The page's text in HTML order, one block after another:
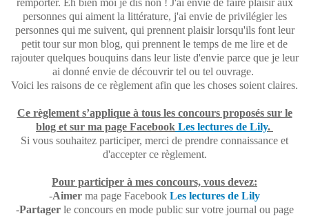
personnes qui aiment la littérature, j'ai envie de privilégier les
personnes qui me suivent, qui prennent plaisir lorsqu'ils font leur
petit tour sur mon blog, qui prennent le temps de me lire et de
rajouter quelques bouquins dans leur liste d'envie parce que je leur
ai donné envie de découvrir tel ou tel ouvrage.
Voici les raisons de ce règlement afin que les choses soient claires.
Ce règlement s’applique à tous les concours proposés sur le
blog et sur ma page Facebook Les lectures de Lily.
Si vous souhaitez participer, merci de prendre connaissance et
d'accepter ce règlement.
Pour participer à mes concours, vous devez:
-Aimer ma page Facebook Les lectures de Lily
-Partagerle concours en mode public sur votre journal ou page